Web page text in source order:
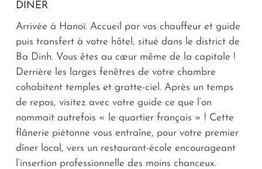
DÎNER
Arrivée à Hanoï. Accueil par vos chauffeur et guide
puis transfert à votre hôtel, situé dans le district de
Ba Dinh. Vous êtes au cœur même de la capitale !
Derrière les larges fenêtres de votre chambre
cohabitent temples et gratte-ciel. Après un temps
de repos, visitez avec votre guide ce que l’on
nommait autrefois « le quartier français » ! Cette
flânerie piétonne vous entraîne, pour votre premier
dîner local, vers un restaurant-école encourageant
l’insertion professionnelle des moins chanceux.